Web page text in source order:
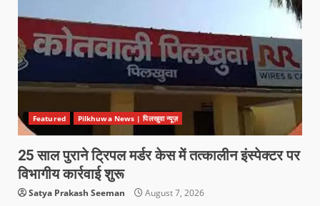
Featured Pilkhuwa News | पिलखुवा न्यूज़
25 साल पुराने ट्रिपल मर्डर केस में तत्कालीन इंस्पेक्टर पर
विभागीय कार्रवाई शुरू
Satya Prakash Seeman August 7, 2026